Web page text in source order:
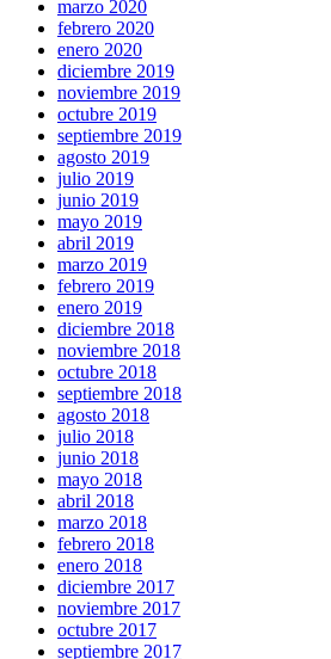
marzo 2020
febrero 2020
enero 2020
diciembre 2019
noviembre 2019
octubre 2019
septiembre 2019
agosto 2019
julio 2019
junio 2019
mayo 2019
abril 2019
marzo 2019
febrero 2019
enero 2019
diciembre 2018
noviembre 2018
octubre 2018
septiembre 2018
agosto 2018
julio 2018
junio 2018
mayo 2018
abril 2018
marzo 2018
febrero 2018
enero 2018
diciembre 2017
noviembre 2017
octubre 2017
septiembre 2017